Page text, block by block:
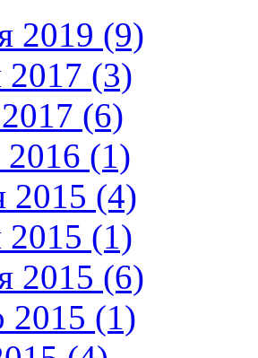
2019 (9)
2017 (3)
(6)
2016 (1)
2015 (4)
2015 (1)
2015 (6)
2015 (1)